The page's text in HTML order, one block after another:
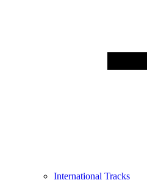
International Tracks